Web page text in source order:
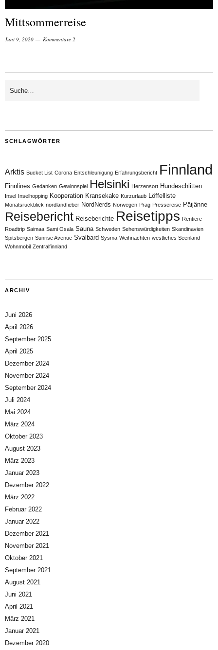
Mittsommerreise
Juni 9, 2020 Kommentare 2
SCHLAGWÖRTER
Arktis Bucket List Corona Entschleunigung Erfahrungsbericht Finnland
Finnlines Gedanken Gewinnspiel Helsinki Herzensort Hundeschlitten
Insel Inselhopping Kooperation Kransekake Kurzurlaub Löffelliste
Monatsrückblick nordlandfieber NordNerds Norwegen Prag Pressereise Päijänne
Reisebericht Reiseberichte Reisetipps Rentiere
Roadtrip Saimaa Sami Osala Sauna Schweden Sehenswürdigkeiten Skandinavien
Spitsbergen Sunrise Avenue Svalbard Sysmä Weihnachten westliches Seenland
Wohnmobil Zentralfinnland
ARCHIV
Juni 2026
April 2026
September 2025
April 2025
Dezember 2024
November 2024
September 2024
Juli 2024
Mai 2024
März 2024
Oktober 2023
August 2023
März 2023
Januar 2023
Dezember 2022
März 2022
Februar 2022
Januar 2022
Dezember 2021
November 2021
Oktober 2021
September 2021
August 2021
Juni 2021
April 2021
März 2021
Januar 2021
Dezember 2020